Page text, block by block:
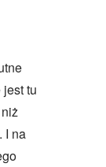
tu
I na